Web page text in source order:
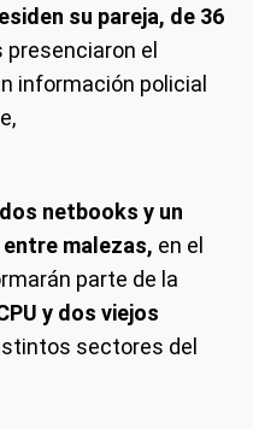
su pareja, de 36
presenciaron el
información policial
netbooks y un
malezas, en el
parte de la
y dos viejos
sectores del